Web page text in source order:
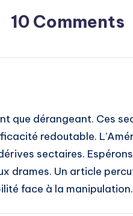
10 Comments
que dérangeant. Ces
redoutable.
sectaires.
drames. Un article
face à la manipulation.